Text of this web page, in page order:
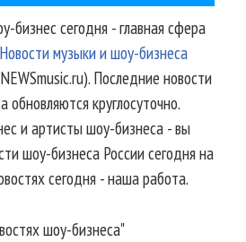
бизнес сегодня - главная сфера
музыки и шоу-бизнеса
Последние новости
круглосуточно.
и артисты шоу-бизнеса - вы
шоу-бизнеса России сегодня на
сегодня - наша работа.
шоу-бизнеса"